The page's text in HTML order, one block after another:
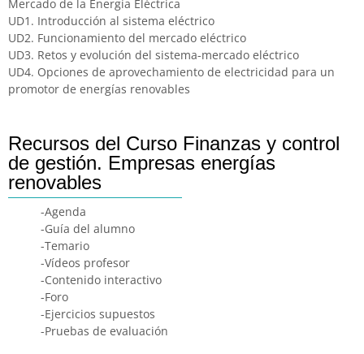
Mercado de la Energía Eléctrica
UD1. Introducción al sistema eléctrico
UD2. Funcionamiento del mercado eléctrico
UD3. Retos y evolución del sistema-mercado eléctrico
UD4. Opciones de aprovechamiento de electricidad para un
promotor de energías renovables
Recursos del Curso Finanzas y control
de gestión. Empresas energías
renovables
-Agenda
-Guía del alumno
-Temario
-Vídeos profesor
-Contenido interactivo
-Foro
-Ejercicios supuestos
-Pruebas de evaluación